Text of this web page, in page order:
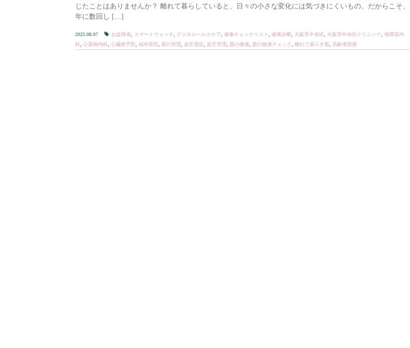
じたことはありませんか？ 離れて暮らしていると、日々の小さな変化には気づきにくいもの。だからこそ、
年に数回し […]
2025.08.07 お盆帰省 スマートウォッチ デジタルヘルスケア 健康チェックリスト 健康診断 大阪市中央区 大阪市中央区クリニック
循環器内
科 心斎橋内科 心臓病予防 福本医院 薬の管理 血圧測定 血圧管理 親の健康 親の健康チェック 離れて暮らす親 高齢者医療